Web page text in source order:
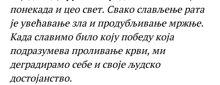
понекада и цео свет. Свако слављење рата
је увећавање зла и продубљивање мржње.
Када славимо било коју победу која
подразумева проливање крви, ми
деградирамо себе и своје људско
достојанство.